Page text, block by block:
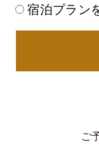
宿泊プラン
ご